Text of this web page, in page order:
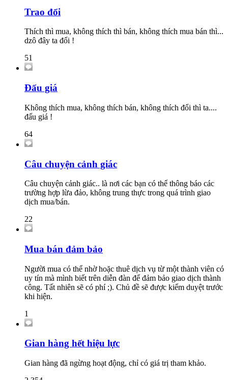
Trao đổi
Thích thì mua, không thích thì bán, không thích mua bán thì...
dzô đây ta đổi !
51
Đấu giá
Không thích mua, không thích bán, không thích đổi thì ta....
đấu giá !
64
Câu chuyện cảnh giác
Câu chuyện cảnh giác.. là nơi các bạn có thể thông báo các
trường hợp lừa đảo, không trung thực trong quá trình giao
dịch mua/bán.
22
Mua bán đảm bảo
Người mua có thể nhờ hoặc thuê dịch vụ từ một thành viên có
uy tín mà mình biết trên diễn đàn để đảm bảo giao dịch thành
công. Tất nhiên sẽ có phí ;). Chủ đề sẽ được kiểm duyệt trước
khi hiện.
1
Gian hàng hết hiệu lực
Gian hàng đã ngừng hoạt động, chỉ có giá trị tham khảo.